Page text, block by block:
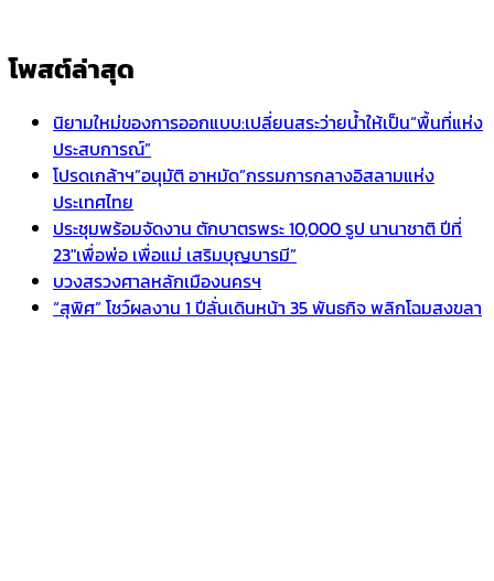
โพสต์ล่าสุด
นิยามใหม่ของการออกแบบ:เปลี่ยนสระว่ายน้ำให้เป็น“พื้นที่แห่ง
ประสบการณ์”
โปรดเกล้าฯ”อนุมัติ อาหมัด”กรรมการกลางอิสลามแห่ง
ประเทศไทย
ประชุมพร้อมจัดงาน ตักบาตรพระ 10,000 รูป นานาชาติ ปีที่
23″เพื่อพ่อ เพื่อแม่ เสริมบุญบารมี”
บวงสรวงศาลหลักเมืองนครฯ
“สุพิศ” โชว์ผลงาน 1 ปีลั่นเดินหน้า 35 พันธกิจ พลิกโฉมสงขลา